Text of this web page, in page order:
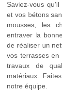
Saviez-vous
et vos bétons
mousses, les
entraver la
de réaliser un
vos terrasses en
travaux de
matériaux.
notre équipe.